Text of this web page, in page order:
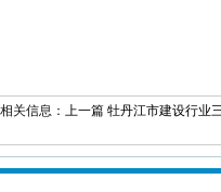
相关信息： 上一篇 牡丹江市建设行业